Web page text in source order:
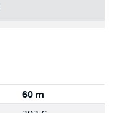
60 m